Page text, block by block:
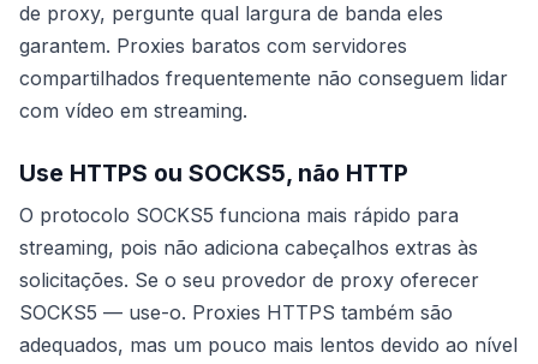
de proxy, pergunte qual largura de banda eles
garantem. Proxies baratos com servidores
compartilhados frequentemente não conseguem lidar
com vídeo em streaming.
Use HTTPS ou SOCKS5, não HTTP
O protocolo SOCKS5 funciona mais rápido para
streaming, pois não adiciona cabeçalhos extras às
solicitações. Se o seu provedor de proxy oferecer
SOCKS5 — use-o. Proxies HTTPS também são
adequados, mas um pouco mais lentos devido ao nível